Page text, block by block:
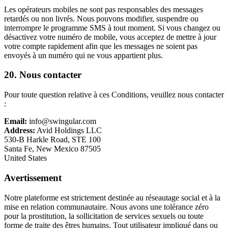
Les opérateurs mobiles ne sont pas responsables des messages
retardés ou non livrés. Nous pouvons modifier, suspendre ou
interrompre le programme SMS à tout moment. Si vous changez ou
désactivez votre numéro de mobile, vous acceptez de mettre à jour
votre compte rapidement afin que les messages ne soient pas
envoyés à un numéro qui ne vous appartient plus.
20. Nous contacter
Pour toute question relative à ces Conditions, veuillez nous contacter
:
Email: info@swingular.com
Address: Avid Holdings LLC
530-B Harkle Road, STE 100
Santa Fe, New Mexico 87505
United States
Avertissement
Notre plateforme est strictement destinée au réseautage social et à la
mise en relation communautaire. Nous avons une tolérance zéro
pour la prostitution, la sollicitation de services sexuels ou toute
forme de traite des êtres humains. Tout utilisateur impliqué dans ou